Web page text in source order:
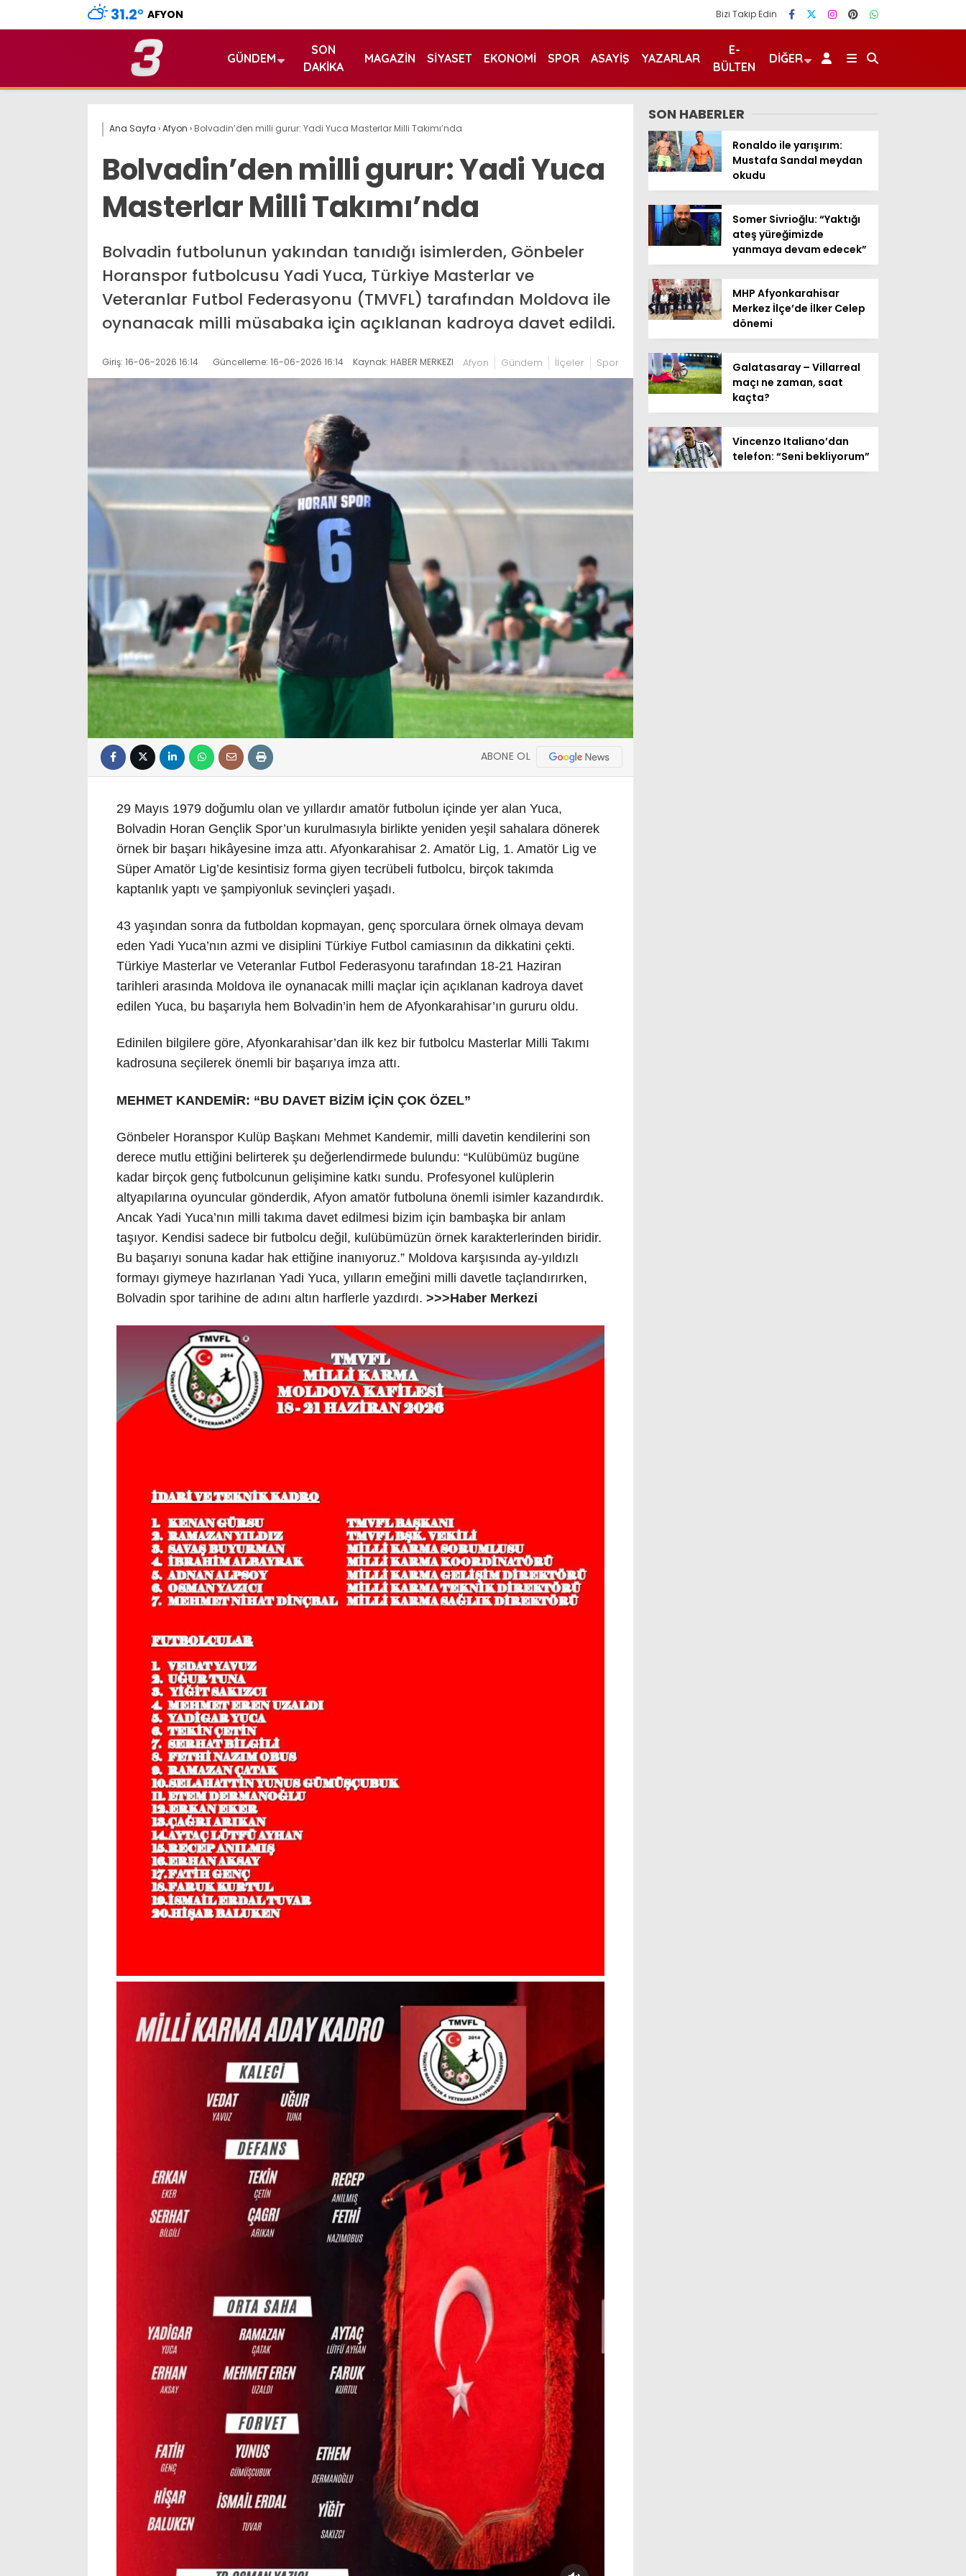
31.2° AFYON Bizi Takip Edin
GÜNDEM
SON
DAKIKA
MAGAZIN SIYASET EKONOMI SPOR ASAYIŞ YAZARLAR
E-
BÜLTEN
DIĞER
Ana Sayfa ›Afyon › Bolvadin’den milli gurur: Yadi Yuca Masterlar Milli Takımı’nda
Bolvadin’den milli gurur: Yadi Yuca
Masterlar Milli Takımı’nda
Bolvadin futbolunun yakından tanıdığı isimlerden, Gönbeler
Horanspor futbolcusu Yadi Yuca, Türkiye Masterlar ve
Veteranlar Futbol Federasyonu (TMVFL) tarafından Moldova ile
oynanacak milli müsabaka için açıklanan kadroya davet edildi.
Giriş: 16-06-2026 16:14 Güncelleme: 16-06-2026 16:14 Kaynak: HABER MERKEZI Afyon Gündem İlçeler Spor
ABONE OL
29 Mayıs 1979 doğumlu olan ve yıllardır amatör futbolun içinde yer alan Yuca,
Bolvadin Horan Gençlik Spor’un kurulmasıyla birlikte yeniden yeşil sahalara dönerek
örnek bir başarı hikâyesine imza attı. Afyonkarahisar 2. Amatör Lig, 1. Amatör Lig ve
Süper Amatör Lig’de kesintisiz forma giyen tecrübeli futbolcu, birçok takımda
kaptanlık yaptı ve şampiyonluk sevinçleri yaşadı.
43 yaşından sonra da futboldan kopmayan, genç sporculara örnek olmaya devam
eden Yadi Yuca’nın azmi ve disiplini Türkiye Futbol camiasının da dikkatini çekti.
Türkiye Masterlar ve Veteranlar Futbol Federasyonu tarafından 18-21 Haziran
tarihleri arasında Moldova ile oynanacak milli maçlar için açıklanan kadroya davet
edilen Yuca, bu başarıyla hem Bolvadin’in hem de Afyonkarahisar’ın gururu oldu.
Edinilen bilgilere göre, Afyonkarahisar’dan ilk kez bir futbolcu Masterlar Milli Takımı
kadrosuna seçilerek önemli bir başarıya imza attı.
MEHMET KANDEMİR: “BU DAVET BİZİM İÇİN ÇOK ÖZEL”
Gönbeler Horanspor Kulüp Başkanı Mehmet Kandemir, milli davetin kendilerini son
derece mutlu ettiğini belirterek şu değerlendirmede bulundu: “Kulübümüz bugüne
kadar birçok genç futbolcunun gelişimine katkı sundu. Profesyonel kulüplerin
altyapılarına oyuncular gönderdik, Afyon amatör futboluna önemli isimler kazandırdık.
Ancak Yadi Yuca’nın milli takıma davet edilmesi bizim için bambaşka bir anlam
taşıyor. Kendisi sadece bir futbolcu değil, kulübümüzün örnek karakterlerinden biridir.
Bu başarıyı sonuna kadar hak ettiğine inanıyoruz.” Moldova karşısında ay-yıldızlı
formayı giymeye hazırlanan Yadi Yuca, yılların emeğini milli davetle taçlandırırken,
Bolvadin spor tarihine de adını altın harflerle yazdırdı. >>>Haber Merkezi
SON HABERLER
Ronaldo ile yarışırım:
Mustafa Sandal meydan
okudu
Somer Sivrioğlu: “Yaktığı
ateş yüreğimizde
yanmaya devam edecek”
MHP Afyonkarahisar
Merkez İlçe’de İlker Celep
dönemi
Galatasaray – Villarreal
maçı ne zaman, saat
kaçta?
Vincenzo Italiano’dan
telefon: “Seni bekliyorum”